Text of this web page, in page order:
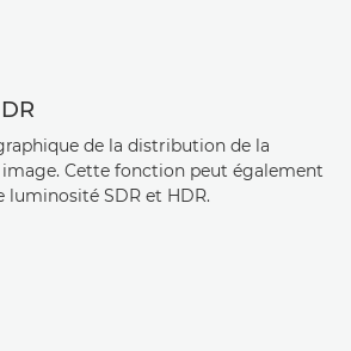
de la distribution de la
Cette fonction peut également
luminosité SDR et HDR.